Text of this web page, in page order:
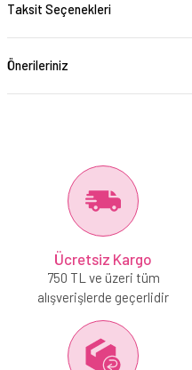
Taksit Seçenekleri
Önerileriniz
Ücretsiz Kargo
750 TL ve üzeri tüm
alışverişlerde geçerlidir